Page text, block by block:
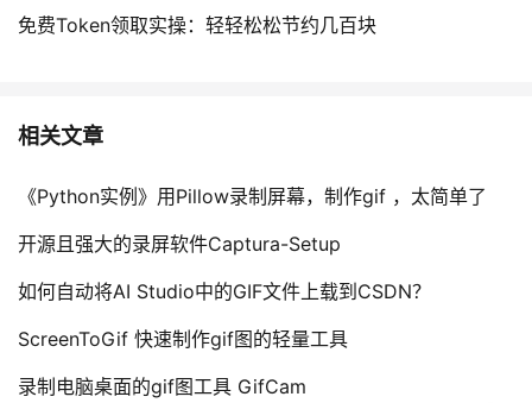
免费Token领取实操：轻轻松松节约几百块
相关文章
《Python实例》用Pillow录制屏幕，制作gif ，太简单了
开源且强大的录屏软件Captura-Setup
如何自动将AI Studio中的GIF文件上载到CSDN？
ScreenToGif 快速制作gif图的轻量工具
录制电脑桌面的gif图工具 GifCam